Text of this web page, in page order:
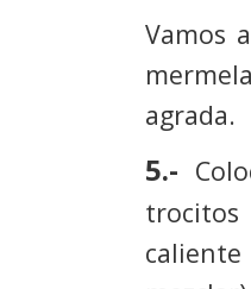
Vamos
agrada.
5.-